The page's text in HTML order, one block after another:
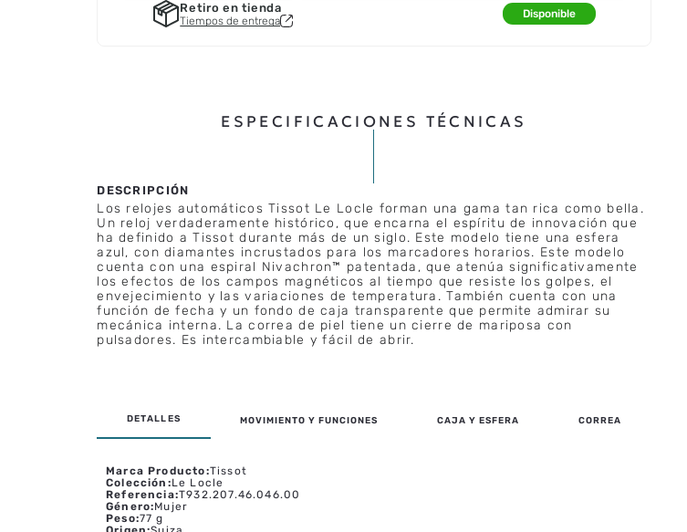
Retiro en tienda
Tiempos de entrega
Disponible
ESPECIFICACIONES TÉCNICAS
Los relojes automáticos Tissot Le Locle forman una gama tan rica como bella.
Un reloj verdaderamente histórico, que encarna el espíritu de innovación que
ha definido a Tissot durante más de un siglo. Este modelo tiene una esfera
azul, con diamantes incrustados para los marcadores horarios. Este modelo
cuenta con una espiral Nivachron™ patentada, que atenúa significativamente
los efectos de los campos magnéticos al tiempo que resiste los golpes, el
envejecimiento y las variaciones de temperatura. También cuenta con una
función de fecha y un fondo de caja transparente que permite admirar su
mecánica interna. La correa de piel tiene un cierre de mariposa con
pulsadores. Es intercambiable y fácil de abrir.
MOVIMIENTO Y FUNCIONES CAJA Y ESFERA CORREA
Marca Producto:Tissot
Colección :Le Locle
Referencia:T932.207.46.046.00
Género:Mujer
Peso:77 g